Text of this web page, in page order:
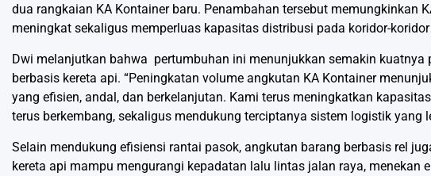
dua rangkaian KA Kontainer baru. Penambahan tersebut memungkinkan
meningkat sekaligus memperluas kapasitas distribusi pada koridor-
Dwi melanjutkan bahwa pertumbuhan ini menunjukkan semakin kuatnya
berbasis kereta api. “Peningkatan volume angkutan KA Kontainer
yang efisien, andal, dan berkelanjutan. Kami terus meningkatkan
terus berkembang, sekaligus mendukung terciptanya sistem logistik yang
Selain mendukung efisiensi rantai pasok, angkutan barang berbasis rel
kereta api mampu mengurangi kepadatan lalu lintas jalan raya, menekan